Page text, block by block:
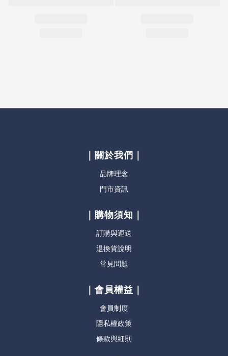
｜關於我們｜
品牌理念
門市資訊
｜購物須知｜
訂購與運送
退換貨說明
常見問題
｜會員權益｜
會員制度
隱私權政策
條款與細則